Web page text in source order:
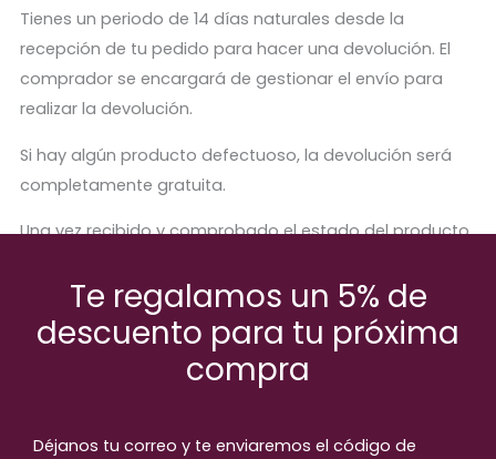
Tienes un periodo de 14 días naturales desde la
recepción de tu pedido para hacer una devolución. El
comprador se encargará de gestionar el envío para
realizar la devolución.
Si hay algún producto defectuoso, la devolución será
completamente gratuita.
Una vez recibido y comprobado el estado del producto,
Productos relaccionados
Te regalamos un 5% de
descuento para tu próxima
compra
Déjanos tu correo y te enviaremos el código de